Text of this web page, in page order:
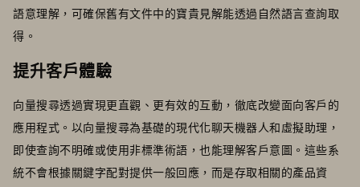
語意理解，可確保舊有文件中的寶貴見解能透過自然語言查詢取
得。
提升客戶體驗
向量搜尋透過實現更直觀、更有效的互動，徹底改變面向客戶的
應用程式。以向量搜尋為基礎的現代化聊天機器人和虛擬助理，
即使查詢不明確或使用非標準術語，也能理解客戶意圖。這些系
統不會根據關鍵字配對提供一般回應，而是存取相關的產品資